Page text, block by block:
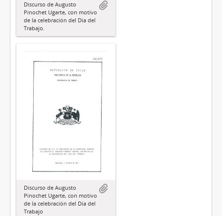
Discurso de Augusto
Pinochet Ugarte, con motivo
de la celebración del Día del
Trabajo.
Discurso de Augusto
Pinochet Ugarte, con motivo
de la celebración del Día del
Trabajo